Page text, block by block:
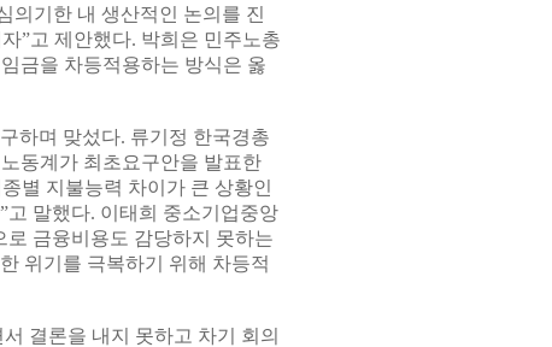
의기한 내 생산적인 논의를 진
”고 제안했다. 박희은 민주노총
금을 차등적용하는 방식은 옳
하며 맞섰다. 류기정 한국경총
동계가 최초요구안을 발표한
별 지불능력 차이가 큰 상황인
말했다. 이태희 중소기업중앙
금융비용도 감당하지 못하는
위기를 극복하기 위해 차등적
결론을 내지 못하고 차기 회의